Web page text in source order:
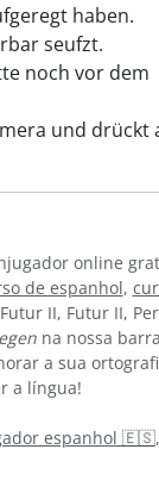
haben.
seufzt.
noch vor dem
und drückt
online
de espanhol,
II, Futur II,
na nossa
a sua
a língua!
espanhol 🇪🇸,